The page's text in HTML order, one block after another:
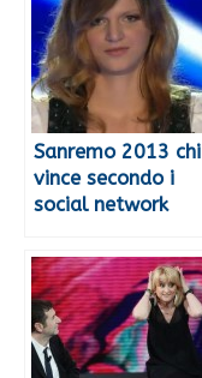
Sanremo 2013 chi
vince secondo i
social network